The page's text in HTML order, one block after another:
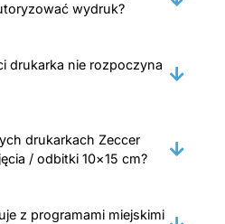
wydruk?
drukarka nie rozpoczyna
drukarkach Zeccer
/ odbitki 10×15 cm?
z programami miejskimi